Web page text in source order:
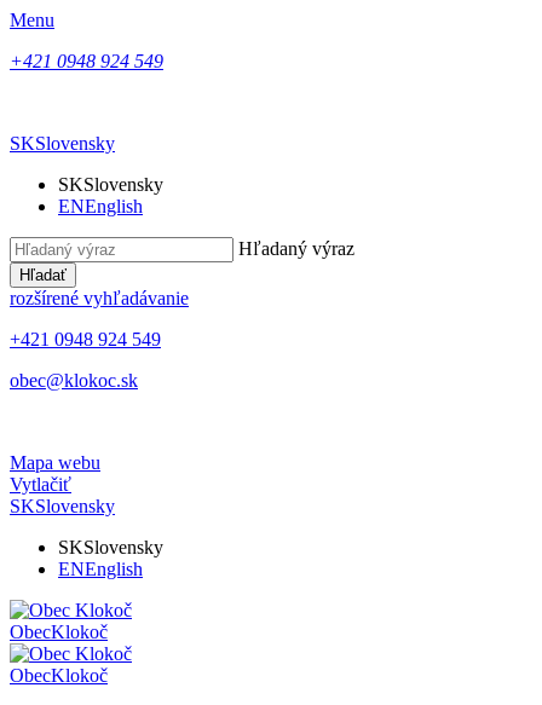
Menu
+421 0948 924 549
SKSlovensky
SKSlovensky
ENEnglish
Hľadaný výraz
Hľadať
rozšírené vyhľadávanie
+421 0948 924 549
obec@klokoc.sk
Mapa webu
Vytlačiť
SKSlovensky
SKSlovensky
ENEnglish
ObecKlokoč
ObecKlokoč